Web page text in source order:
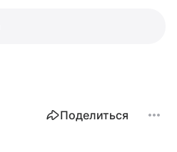
Поделиться